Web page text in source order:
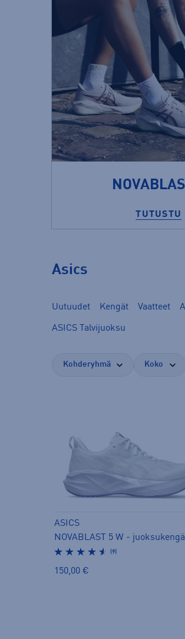
TUTUSTU
Asics
Uutuudet Kengät Vaatteet
ASICS Talvijuoksu
Kohderyhmä Koko
ASICS
NOVABLAST 5 W -
(9)
150,00 €